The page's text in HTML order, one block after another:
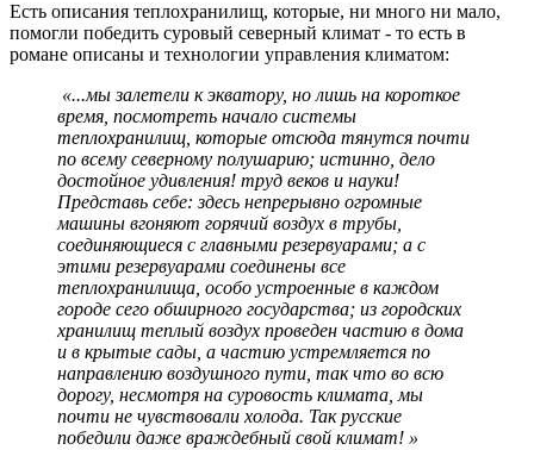
Есть описания теплохранилищ, которые, ни много ни мало,
помогли победить суровый северный климат - то есть в
романе описаны и технологии управления климатом:
«...мы залетели к экватору, но лишь на короткое
время, посмотреть начало системы
теплохранилищ, которые отсюда тянутся почти
по всему северному полушарию; истинно, дело
достойное удивления! труд веков и науки!
Представь себе: здесь непрерывно огромные
машины вгоняют горячий воздух в трубы,
соединяющиеся с главными резервуарами; а с
этими резервуарами соединены все
теплохранилища, особо устроенные в каждом
городе сего обширного государства; из городских
хранилищ теплый воздух проведен частию в дома
и в крытые сады, а частию устремляется по
направлению воздушного пути, так что во всю
дорогу, несмотря на суровость климата, мы
почти не чувствовали холода. Так русские
победили даже враждебный свой климат! »